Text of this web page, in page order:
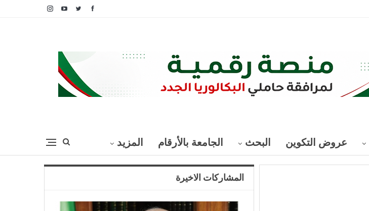
عروض التكوين البحث الجامعة بالأرقام المزيد
المشاركات الاخيرة